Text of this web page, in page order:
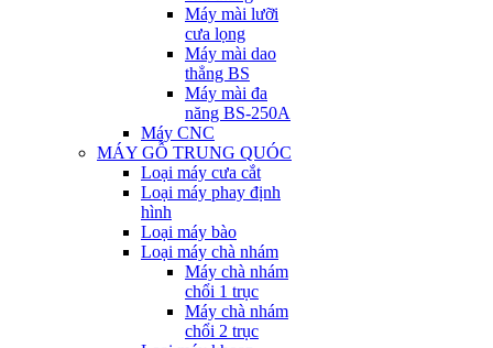
Máy mài lưỡi
cưa lọng
Máy mài dao
thẳng BS
Máy mài đa
năng BS-250A
Máy CNC
MÁY GỖ TRUNG QUÓC
Loại máy cưa cắt
Loại máy phay định
hình
Loại máy bào
Loại máy chà nhám
Máy chà nhám
chổi 1 trục
Máy chà nhám
chổi 2 trục